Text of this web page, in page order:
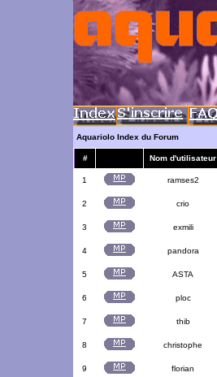
Aquariolo Index du Forum
# Nom d'utilisateur
1 ramses2
2 crio
3 exmili
4 pandora
5 ASTA
6 ploc
7 thib
8 christophe
9 florian